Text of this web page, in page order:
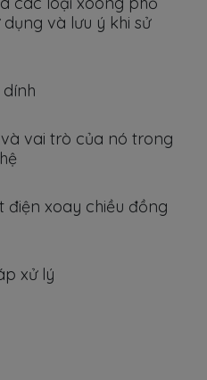
và lưu ý khi sử
vai trò của nó trong
điện xoay chiều đồng
xử lý